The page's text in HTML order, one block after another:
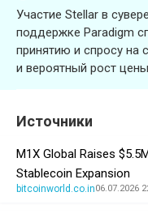
Участие Stellar в
поддержке Paradigm
принятию и спросу на
и вероятный рост
Источники
M1X Global Raises
Stablecoin Expansion
bitcoinworld.co.in06.07.2026